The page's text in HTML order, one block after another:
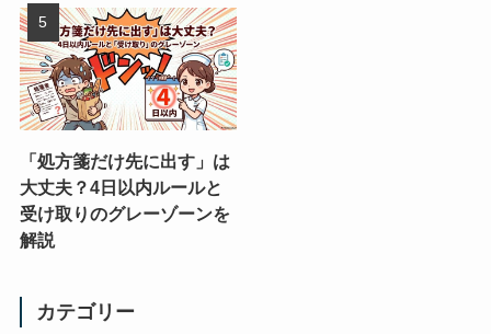
「処方箋だけ先に出す」は
大丈夫？4日以内ルールと
受け取りのグレーゾーンを
解説
カテゴリー